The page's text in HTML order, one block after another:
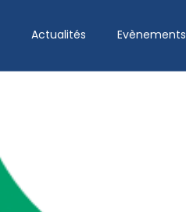
Actualités Evènements